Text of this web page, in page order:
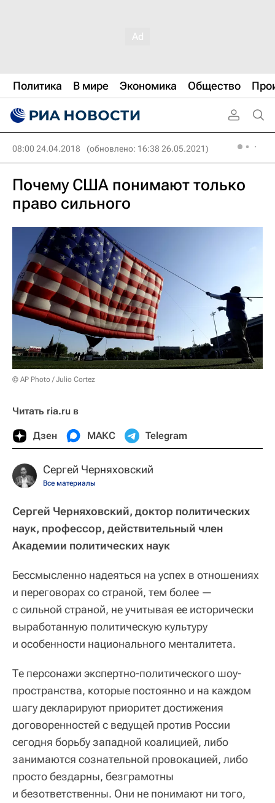
Политика В мире Экономика Общество
08:00 24.04.2018 (обновлено: 16:38 26.05.2021)
Почему США понимают только
право сильного
© AP Photo / Julio Cortez
Читать ria.ru в
Дзен МАКС Telegram
Сергей Черняховский
Все материалы
Сергей Черняховский, доктор политических
наук, профессор, действительный член
Академии политических наук
Бессмысленно надеяться на успех в отношениях
и переговорах со страной, тем более —
с сильной страной, не учитывая ее исторически
выработанную политическую культуру
и особенности национального менталитета.
Те персонажи экспертно-политического шоу-
пространства, которые постоянно и на каждом
шагу декларируют приоритет достижения
договоренностей с ведущей против России
сегодня борьбу западной коалицией, либо
занимаются сознательной провокацией, либо
просто бездарны, безграмотны
и безответственны. Они не понимают ни того,